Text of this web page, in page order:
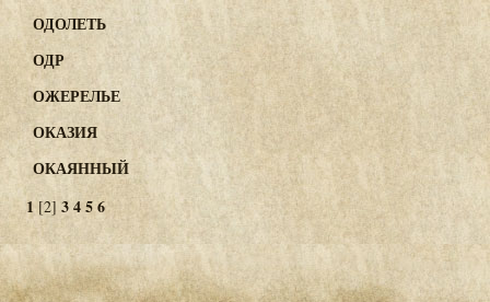
ОДОЛЕТЬ
ОДР
ОЖЕРЕЛЬЕ
ОКАЗИЯ
ОКАЯННЫЙ
1 [2] 3456